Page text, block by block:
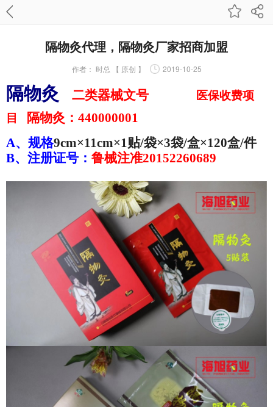
隔物灸代理，隔物灸厂家招商加盟
作者： 时总 【 原创 】 2019-10-25
隔物灸 二类器械文号
医保收费项
目
隔物灸： 440000001
A、规格9cm×11cm×1贴/袋×3袋/盒×120盒/件
B、注册证号： 鲁械注准20152260689